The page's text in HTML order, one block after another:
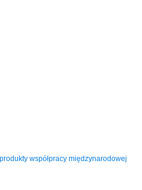
współpracy międzynarodowej